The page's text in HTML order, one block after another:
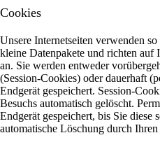
Cookies
Unsere Internetseiten verwenden
kleine Datenpakete und richten auf
an. Sie werden entweder
(Session-Cookies) oder dauerhaft
Endgerät gespeichert. Session-
Besuchs automatisch gelöscht.
Endgerät gespeichert, bis Sie diese
automatische Löschung durch